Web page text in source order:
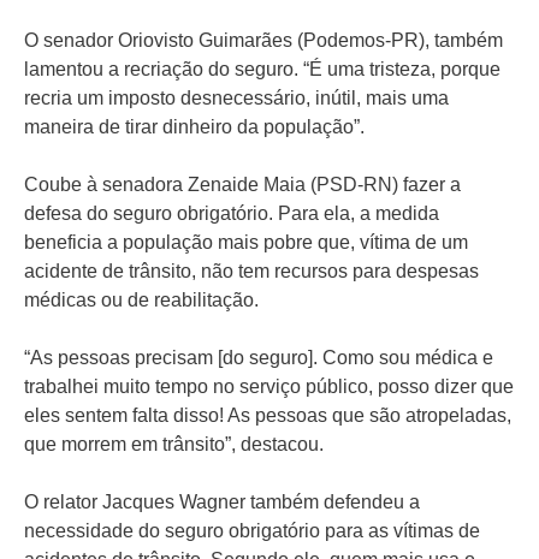
O senador Oriovisto Guimarães (Podemos-PR), também
lamentou a recriação do seguro. “É uma tristeza, porque
recria um imposto desnecessário, inútil, mais uma
maneira de tirar dinheiro da população”.
Coube à senadora Zenaide Maia (PSD-RN) fazer a
defesa do seguro obrigatório. Para ela, a medida
beneficia a população mais pobre que, vítima de um
acidente de trânsito, não tem recursos para despesas
médicas ou de reabilitação.
“As pessoas precisam [do seguro]. Como sou médica e
trabalhei muito tempo no serviço público, posso dizer que
eles sentem falta disso! As pessoas que são atropeladas,
que morrem em trânsito”, destacou.
O relator Jacques Wagner também defendeu a
necessidade do seguro obrigatório para as vítimas de